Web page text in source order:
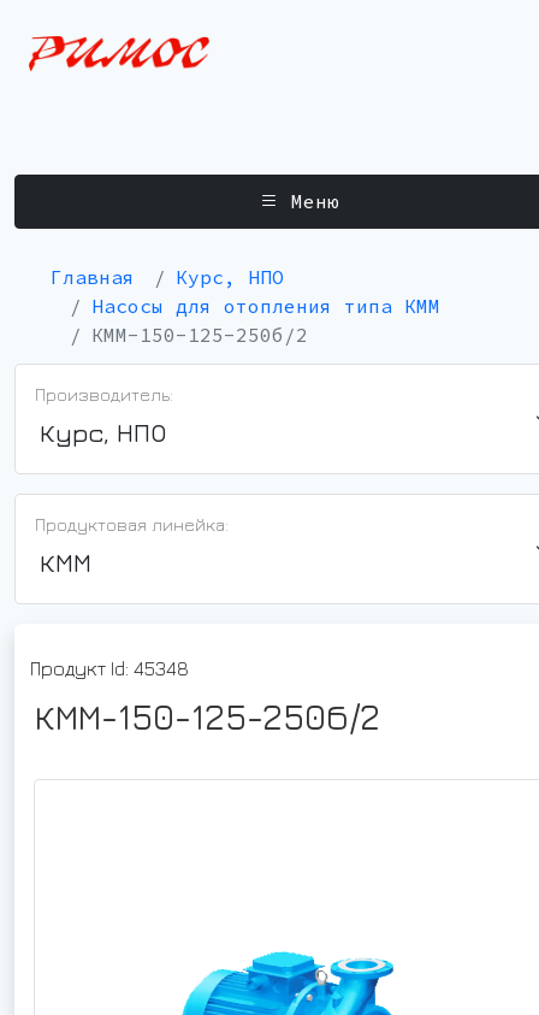
Меню
Главная
Курс, НПО
Насосы для отопления типа КММ
КММ-150-125-250б/2
Производитель:
Курс, НПО
Продуктовая линейка:
КММ
Продукт Id: 45348
КММ-150-125-250б/2